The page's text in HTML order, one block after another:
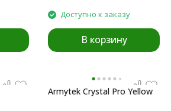
Доступно к заказу
В корзину
Armytek Crystal Pro Yellow